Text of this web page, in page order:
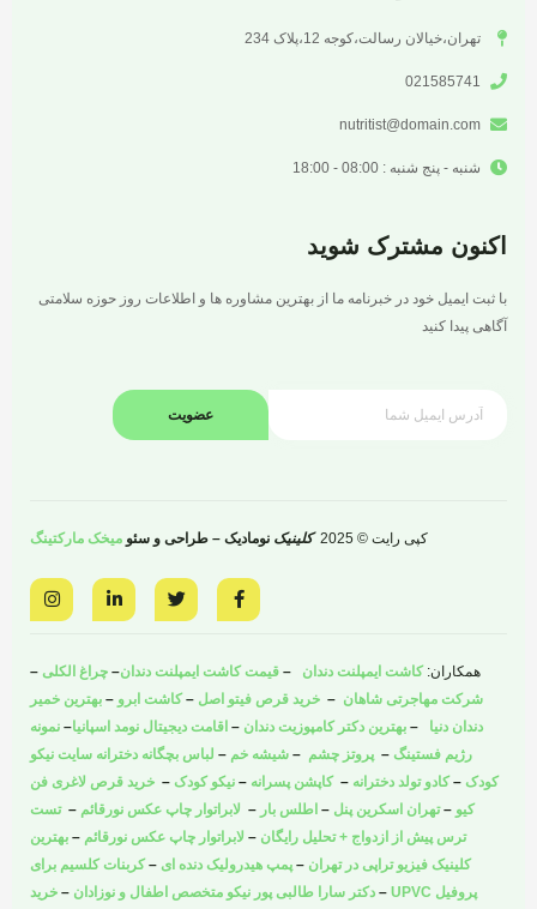
تهران،خیالان رسالت،کوجه 12،پلاک 234
021585741
nutritist@domain.com
شنبه - پنج شنبه : 08:00 - 18:00
اکنون مشترک شوید
با ثبت ایمیل خود در خبرنامه ما از بهترین مشاوره ها و اطلاعات روز حوزه سلامتی
آگاهی پیدا کنید
عضویت
کپی رایت © 2025 کلینیک نومادیک – طراحی و سئو میخک مارکتینگ
F
a
c
o
o
k
-
w
i
e
r
L
i
n
d
-
n
I
n
s
g
r
a
m
همکاران: کاشت ایمپلنت دندان – قیمت کاشت ایمپلنت دندان– چراغ الکلی –
شرکت مهاجرتی شاهان – خرید قرص فیتو اصل –کاشت ابرو – بهترین خمیر
دندان دنیا – بهترین دکتر کامپوزیت دندان – اقامت دیجیتال نومد اسپانیا– نمونه
رژیم فستینگ – پروتز چشم – شیشه خم – لباس بچگانه دخترانه سایت نیکو
کودک –کادو تولد دخترانه –کاپشن پسرانه – نیکو کودک – خرید قرص لاغری فن
کیو –تهران اسکرین پنل – اطلس بار – لابراتوار چاپ عکس نورقائم –تست
ترس پیش از ازدواج + تحلیل رایگان – لابراتوار چاپ عکس نورقائم – بهترین
کلینیک فیزیو تراپی در تهران – پمپ هیدرولیک دنده ای –کربنات کلسیم برای
پروفیل UPVC
– دکتر سارا طالبی پور نیکو متخصص اطفال و نوزادان – خرید